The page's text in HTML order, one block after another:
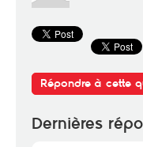
Répondre à cette
Dernières